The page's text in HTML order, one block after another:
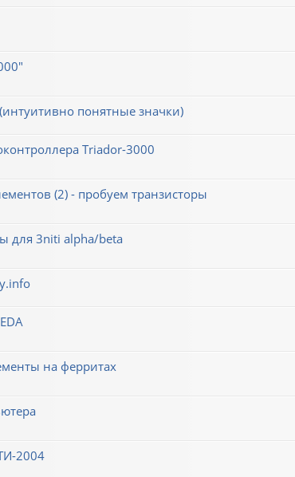
понятные значки)
Triador-3000
(2) - пробуем транзисторы
для 3niti alpha/beta
на ферритах
2004